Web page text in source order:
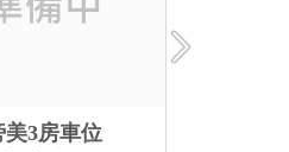
東區近嘉大林森學苑平車美3